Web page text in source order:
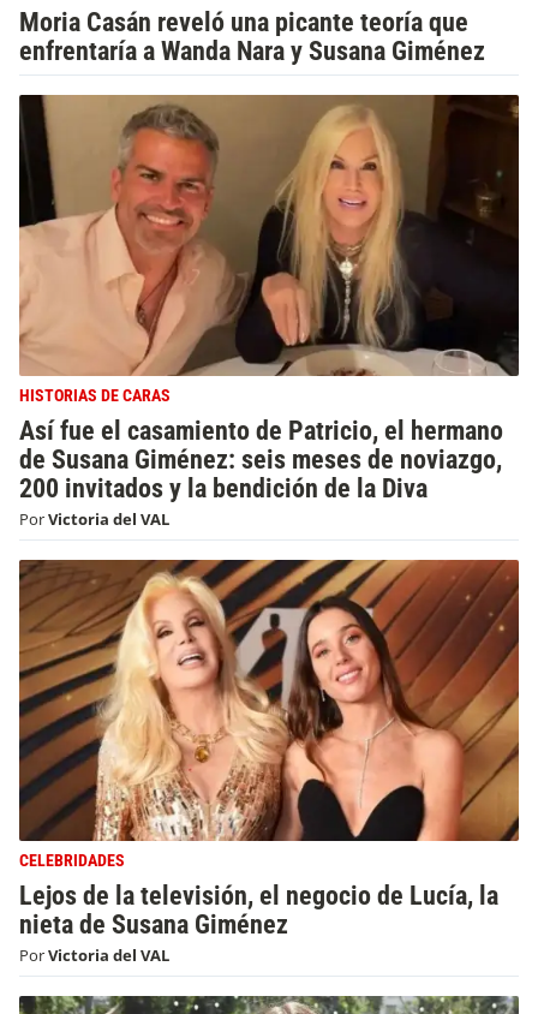
Moria Casán reveló una picante teoría que
enfrentaría a Wanda Nara y Susana Giménez
HISTORIAS DE CARAS
Así fue el casamiento de Patricio, el hermano
de Susana Giménez: seis meses de noviazgo,
200 invitados y la bendición de la Diva
PorVictoria del VAL
CELEBRIDADES
Lejos de la televisión, el negocio de Lucía, la
nieta de Susana Giménez
PorVictoria del VAL